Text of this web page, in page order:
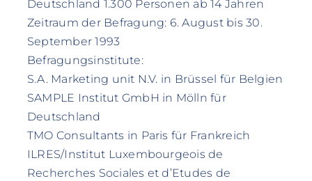
Deutschland 1.300 Personen ab 14 Jahren
Zeitraum der Befragung: 6. August bis 30.
September 1993
Befragungsinstitute:
S.A. Marketing unit N.V. in Brüssel für Belgien
SAMPLE Institut GmbH in Mölln für
Deutschland
TMO Consultants in Paris für Frankreich
ILRES/Institut Luxembourgeois de
Recherches Sociales et d’Etudes de